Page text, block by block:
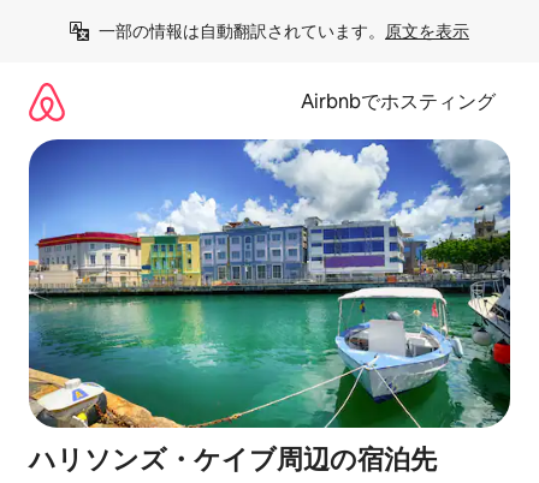
一部の情報は自動翻訳されています。 原文を表示
Airbnbでホスティング
ハリソンズ・ケイブ⁠周⁠辺⁠の宿⁠泊⁠先